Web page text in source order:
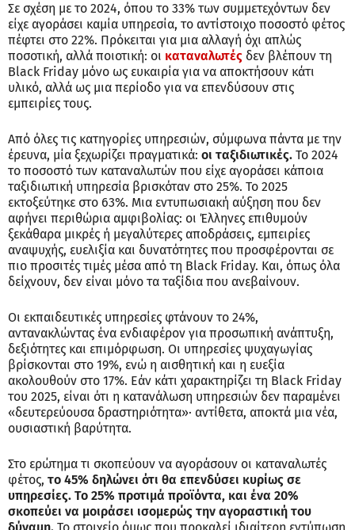
Σε σχέση με το 2024, όπου το 33% των συμμετεχόντων δεν
είχε αγοράσει καμία υπηρεσία, το αντίστοιχο ποσοστό φέτος
πέφτει στο 22%. Πρόκειται για μια αλλαγή όχι απλώς
ποσοτική, αλλά ποιοτική: οι καταναλωτές δεν βλέπουν τη
Black Friday μόνο ως ευκαιρία για να αποκτήσουν κάτι
υλικό, αλλά ως μια περίοδο για να επενδύσουν στις
εμπειρίες τους.
Από όλες τις κατηγορίες υπηρεσιών, σύμφωνα πάντα με την
έρευνα, μία ξεχωρίζει πραγματικά: οι ταξιδιωτικές. Το 2024
το ποσοστό των καταναλωτών που είχε αγοράσει κάποια
ταξιδιωτική υπηρεσία βρισκόταν στο 25%. Το 2025
εκτοξεύτηκε στο 63%. Μια εντυπωσιακή αύξηση που δεν
αφήνει περιθώρια αμφιβολίας: οι Έλληνες επιθυμούν
ξεκάθαρα μικρές ή μεγαλύτερες αποδράσεις, εμπειρίες
αναψυχής, ευελιξία και δυνατότητες που προσφέρονται σε
πιο προσιτές τιμές μέσα από τη Black Friday. Και, όπως όλα
δείχνουν, δεν είναι μόνο τα ταξίδια που ανεβαίνουν.
Οι εκπαιδευτικές υπηρεσίες φτάνουν το 24%,
αντανακλώντας ένα ενδιαφέρον για προσωπική ανάπτυξη,
δεξιότητες και επιμόρφωση. Οι υπηρεσίες ψυχαγωγίας
βρίσκονται στο 19%, ενώ η αισθητική και η ευεξία
ακολουθούν στο 17%. Εάν κάτι χαρακτηρίζει τη Black Friday
του 2025, είναι ότι η κατανάλωση υπηρεσιών δεν παραμένει
«δευτερεύουσα δραστηριότητα»· αντίθετα, αποκτά μια νέα,
ουσιαστική βαρύτητα.
Στο ερώτημα τι σκοπεύουν να αγοράσουν οι καταναλωτές
φέτος, το 45% δηλώνει ότι θα επενδύσει κυρίως σε
υπηρεσίες. Το 25% προτιμά προϊόντα, και ένα 20%
σκοπεύει να μοιράσει ισομερώς την αγοραστική του